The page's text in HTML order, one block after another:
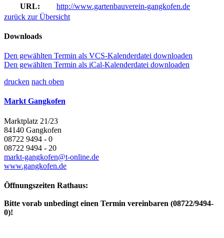
URL:
http://www.gartenbauverein-gangkofen.de
zurück zur Übersicht
Downloads
Den gewählten Termin als VCS-Kalenderdatei downloaden
Den gewählten Termin als iCal-Kalenderdatei downloaden
drucken nach oben
Markt Gangkofen
Marktplatz 21/23
84140 Gangkofen
08722 9494 - 0
08722 9494 - 20
markt-gangkofen@t-online.de
www.gangkofen.de
Öffnungszeiten Rathaus:
Bitte vorab unbedingt einen Termin vereinbaren (08722/9494-
0)!